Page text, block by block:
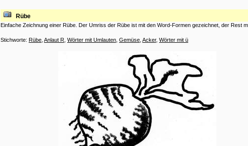
Rübe
Einfache Zeichnung einer Rübe. Der Umriss der Rübe ist mit den Word-Formen gezeichnet, der Rest
Stichworte: Rübe Anlaut R Wörter mit Umlauten Gemüse Acker, Wörter mit ü